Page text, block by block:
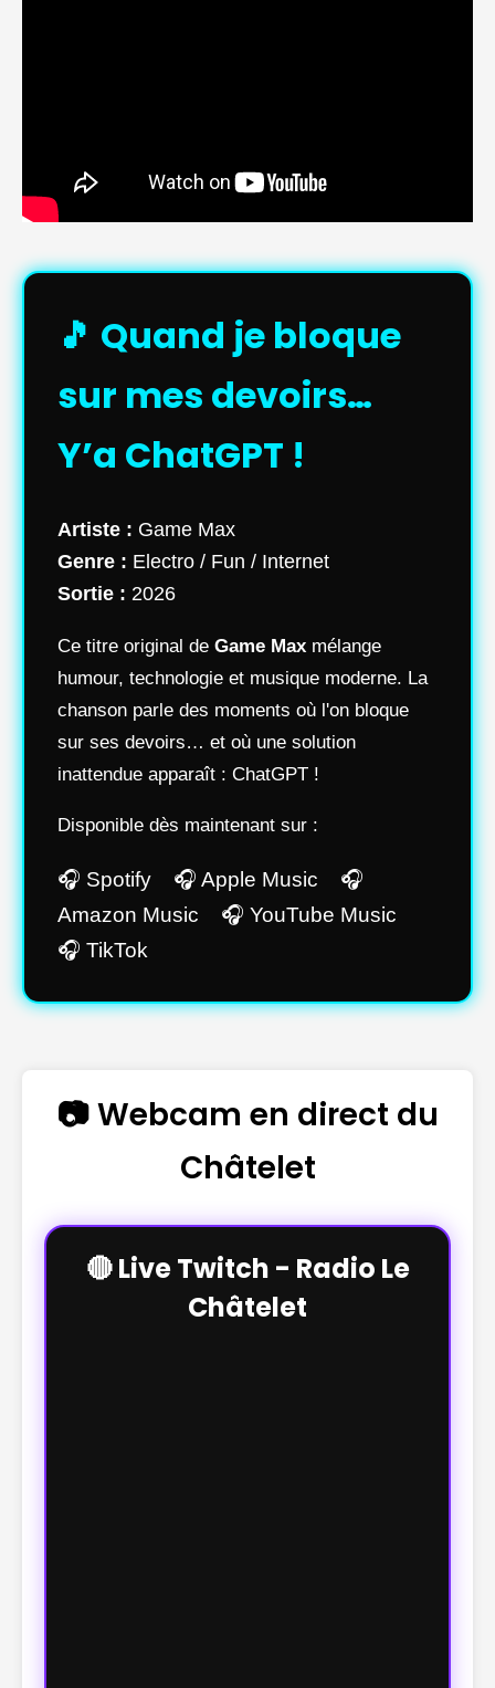
🎵 Quand je bloque
sur mes devoirs…
Y’a ChatGPT !
Artiste : Game Max
Genre : Electro / Fun / Internet
Sortie : 2026
Ce titre original de Game Max mélange
humour, technologie et musique moderne. La
chanson parle des moments où l'on bloque
sur ses devoirs… et où une solution
inattendue apparaît : ChatGPT !
Disponible dès maintenant sur :
🎧 Spotify 🎧 Apple Music 🎧
Amazon Music 🎧 YouTube Music
🎧 TikTok
📷 Webcam en direct du
Châtelet
🔴 Live Twitch - Radio Le
Châtelet